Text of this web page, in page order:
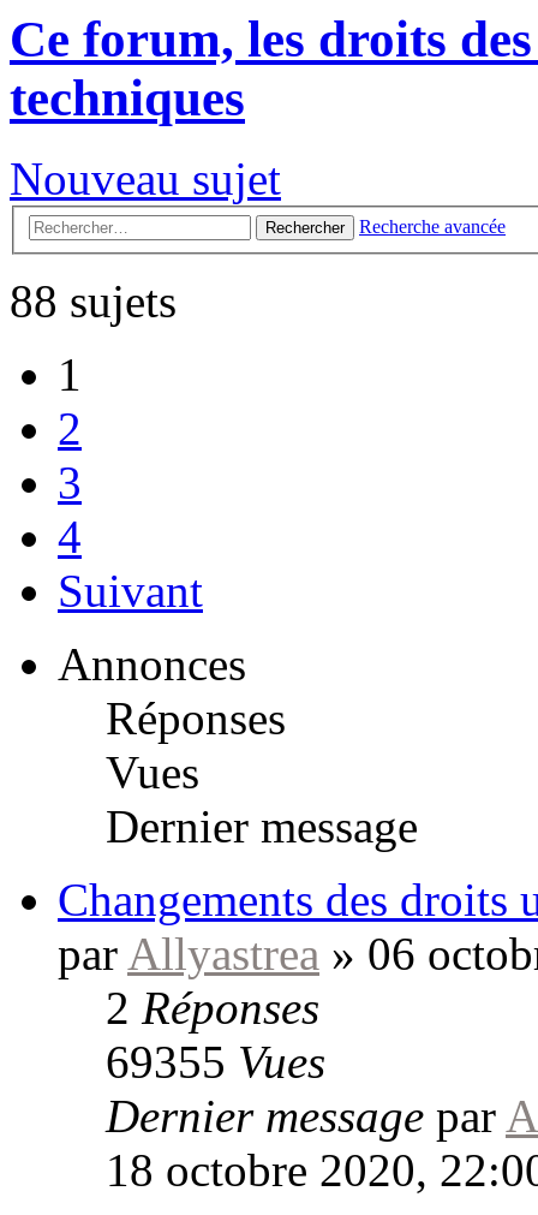
Ce forum, les droits
techniques
Nouveau sujet
Rechercher Recherche avancée
88 sujets
1
2
3
4
Suivant
Annonces
Réponses
Vues
Dernier message
Changements des droits
par Allyastrea » 06
2 Réponses
69355 Vues
Dernier message par
18 octobre 2020,